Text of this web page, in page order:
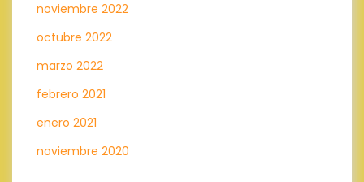
noviembre 2022
octubre 2022
marzo 2022
febrero 2021
enero 2021
noviembre 2020